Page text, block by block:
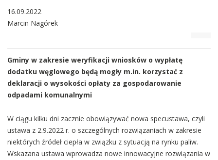
16.09.2022
Marcin Nagórek
Gminy w zakresie weryfikacji wniosków o wypłatę
dodatku węglowego będą mogły m.in. korzystać z
deklaracji o wysokości opłaty za gospodarowanie
odpadami komunalnymi
W ciągu kilku dni zacznie obowiązywać nowa specustawa, czyli
ustawa z 2.9.2022 r. o szczególnych rozwiązaniach w zakresie
niektórych źródeł ciepła w związku z sytuacją na rynku paliw.
Wskazana ustawa wprowadza nowe innowacyjne rozwiązania w